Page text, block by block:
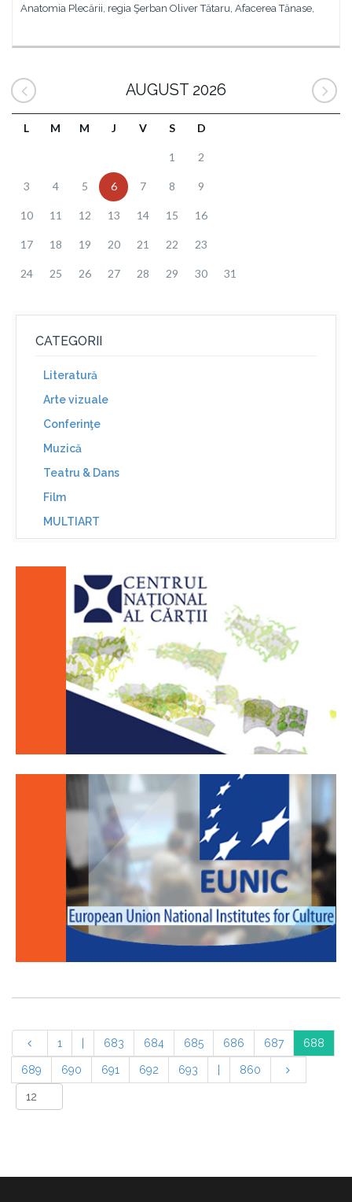
Anatomia Plecării, regia Şerban Oliver Tătaru, Afacerea Tănase,
AUGUST 2026
L M M J V S D
1 2
3 4 5 6 7 8 9
10 11 12 13 14 15 16
17 18 19 20 21 22 23
24 25 26 27 28 29 30 31
CATEGORII
Literatură
Arte vizuale
Conferinţe
Muzică
Teatru & Dans
Film
MULTIART
1 683 684 685 686 687 688
689 690 691 692 693 860